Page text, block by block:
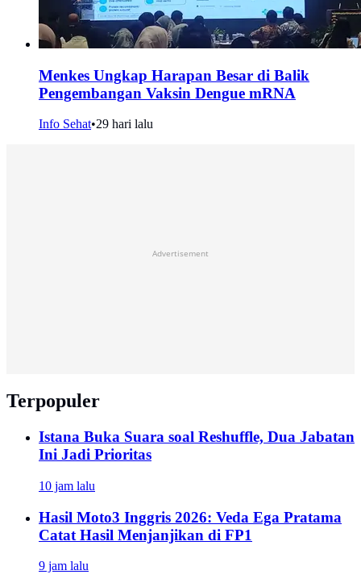
Menkes Ungkap Harapan Besar di Balik
Pengembangan Vaksin Dengue mRNA
Info Sehat•29 hari lalu
Advertisement
Terpopuler
Istana Buka Suara soal Reshuffle, Dua Jabatan
Ini Jadi Prioritas
10 jam lalu
Hasil Moto3 Inggris 2026: Veda Ega Pratama
Catat Hasil Menjanjikan di FP1
9 jam lalu